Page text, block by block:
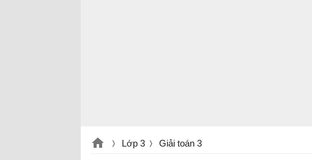
Lớp 3 Giải toán 3